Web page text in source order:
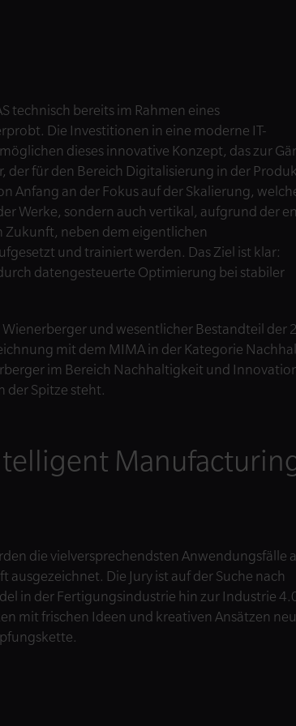
technisch bereits im Rahmen eines
Die Investitionen in eine moderne IT-
dieses innovative Konzept, das zur
der für den Bereich Digitalisierung in der
Anfang an der Fokus auf der Skalierung,
Werke, sondern auch vertikal, aufgrund der
Zukunft, neben dem eigentlichen
und trainiert werden. Das Ziel ist klar:
datengesteuerte Optimierung bei stabiler
und wesentlicher Bestandteil der
mit dem MIMA in der Kategorie
im Bereich Nachhaltigkeit und
der Spitze steht.
die vielversprechendsten Anwendungsfälle
Die Jury ist auf der Suche nach
in der Fertigungsindustrie hin zur Industrie
mit frischen Ideen und kreativen Ansätzen